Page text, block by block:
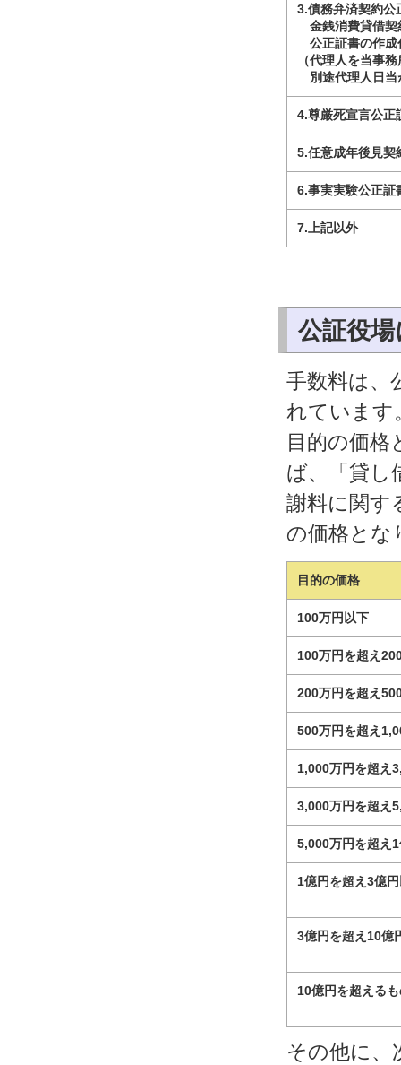
3.債務弁済契約公
金銭消費貸借契
公正証書の作成
（代理人を当事
別途代理人日当
4.尊厳死宣言公正
5.任意成年後見契
6.事実実験公正証
7.上記以外
公証役
手数料は、
れています
目的の価格
ば、「貸し
謝料に関す
の価格とな
目的の価格
100万円以下
100万円を超え
200万円を超え
500万円を超え
1,000万円を超え
3,000万円を超え
5,000万円を超え
1億円を超え3億
3億円を超え10億
10億円を超える
その他に、